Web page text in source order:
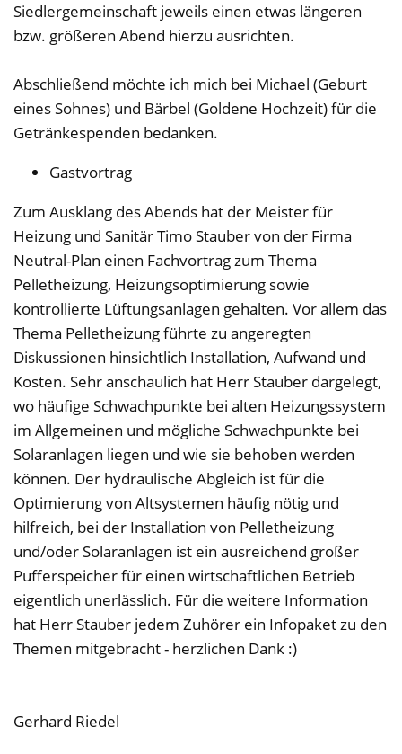
Siedlergemeinschaft jeweils einen etwas längeren
bzw. größeren Abend hierzu ausrichten.
Abschließend möchte ich mich bei Michael (Geburt
eines Sohnes) und Bärbel (Goldene Hochzeit) für die
Getränkespenden bedanken.
Gastvortrag
Zum Ausklang des Abends hat der Meister für
Heizung und Sanitär Timo Stauber von der Firma
Neutral-Plan einen Fachvortrag zum Thema
Pelletheizung, Heizungsoptimierung sowie
kontrollierte Lüftungsanlagen gehalten. Vor allem das
Thema Pelletheizung führte zu angeregten
Diskussionen hinsichtlich Installation, Aufwand und
Kosten. Sehr anschaulich hat Herr Stauber dargelegt,
wo häufige Schwachpunkte bei alten Heizungssystem
im Allgemeinen und mögliche Schwachpunkte bei
Solaranlagen liegen und wie sie behoben werden
können. Der hydraulische Abgleich ist für die
Optimierung von Altsystemen häufig nötig und
hilfreich, bei der Installation von Pelletheizung
und/oder Solaranlagen ist ein ausreichend großer
Pufferspeicher für einen wirtschaftlichen Betrieb
eigentlich unerlässlich. Für die weitere Information
hat Herr Stauber jedem Zuhörer ein Infopaket zu den
Themen mitgebracht - herzlichen Dank :)
Gerhard Riedel